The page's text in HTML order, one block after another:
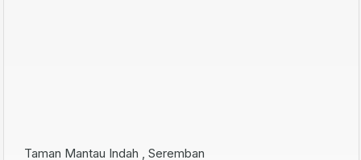
Taman Mantau Indah , Seremban